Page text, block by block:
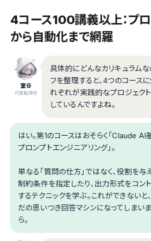
4コース100講義以上：プ
から自動化まで網羅
室谷
代表取締役
具体的にどんなカリキュラムな
フを整理すると、4つのコース
れぞれが実践的なプロジェク
しているんですよね。
はい。第1のコースはおそらく「Claude AI
プロンプトエンジニアリング」。
単なる「質問の仕方」ではなく、役割を与
制約条件を指定したり、出力形式をコン
するテクニックを学ぶ。これができないと
だの思いつき回答マシンになってしまい
ら。